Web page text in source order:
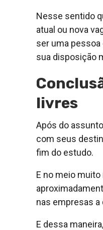
Nesse sentido
atual ou nova
ser uma
sua disposição
livres
Após do
com seus
fim do estudo.
E no meio
nas empresas a
E dessa